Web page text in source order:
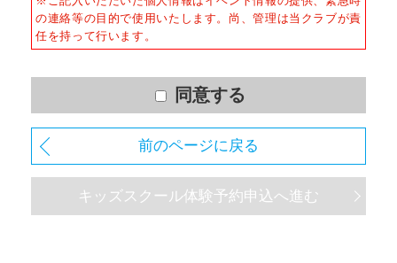
す。
させて頂きます。また、違法または不当な行為を助長
し、または誘発するおそれがある方法による個人情報の
利用を行いません。
2) ご利用上の諸連絡や利用状況の確認のため
3) 運動プログラム（カウンセリングを含む）等、新商
品・サービスの立案・開発・実施のため
の連絡等の目的で使用いたします。尚、管理は当クラブが責
任を持って行います。
同意する
前のページに戻る
キッズスクール体験予約申込へ進む